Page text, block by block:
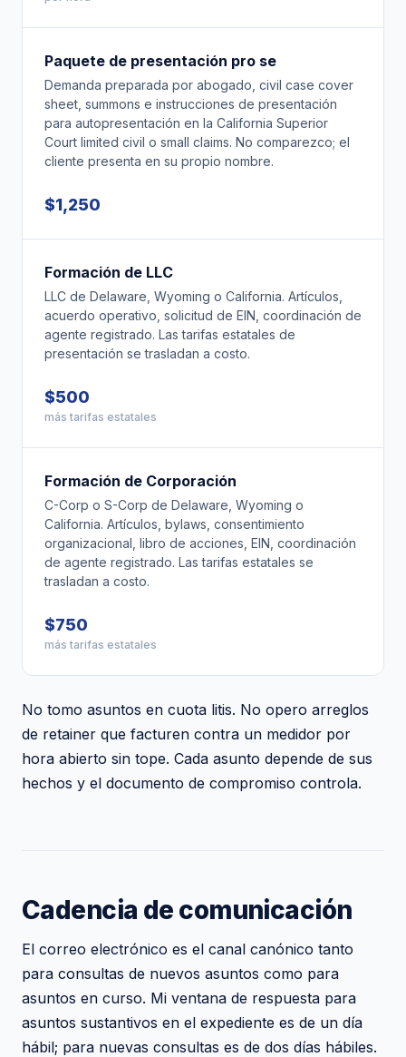
Paquete de presentación pro se
Demanda preparada por abogado, civil case cover
sheet, summons e instrucciones de presentación
para autopresentación en la California Superior
Court limited civil o small claims. No comparezco; el
cliente presenta en su propio nombre.
$1,250
Formación de LLC
LLC de Delaware, Wyoming o California. Artículos,
acuerdo operativo, solicitud de EIN, coordinación de
agente registrado. Las tarifas estatales de
presentación se trasladan a costo.
$500
más tarifas estatales
Formación de Corporación
C-Corp o S-Corp de Delaware, Wyoming o
California. Artículos, bylaws, consentimiento
organizacional, libro de acciones, EIN, coordinación
de agente registrado. Las tarifas estatales se
trasladan a costo.
$750
más tarifas estatales
No tomo asuntos en cuota litis. No opero arreglos
de retainer que facturen contra un medidor por
hora abierto sin tope. Cada asunto depende de sus
hechos y el documento de compromiso controla.
Cadencia de comunicación
El correo electrónico es el canal canónico tanto
para consultas de nuevos asuntos como para
asuntos en curso. Mi ventana de respuesta para
asuntos sustantivos en el expediente es de un día
hábil; para nuevas consultas es de dos días hábiles.